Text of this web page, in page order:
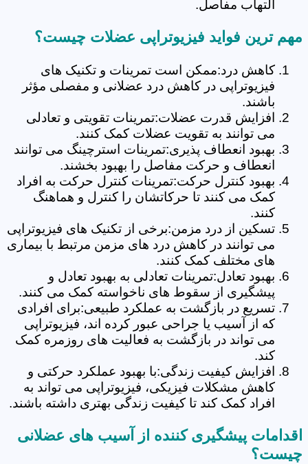
التهاب مفاصل.
مهم ترین فواید فیزیوتراپی عضلات چیست؟
کاهش درد:ممکن است تمرینات و تکنیک های
فیزیوتراپی در کاهش درد عضلانی و مفصلی مؤثر
باشند.
افزایش قدرت عضلات:تمرینات تقویتی و تعادلی
می توانند به تقویت عضلات کمک کنند.
بهبود انعطاف پذیری:تمرینات استرچینگ می توانند
انعطاف و حرکت مفاصل را بهبود بخشند.
بهبود کنترل حرکت:تمرینات کنترل حرکت به افراد
کمک می کنند تا حرکاتشان را کنترل و هماهنگ
کنند.
تسکین از درد مزمن:برخی از تکنیک های فیزیوتراپی
می توانند در کاهش درد های مزمن مرتبط با بیماری
های مختلف کمک کنند.
بهبود تعادل:تمرینات تعادلی به بهبود تعادل و
پیشگیری از سقوط های ناخواسته کمک می کنند.
تسریع در بازگشت به عملکرد طبیعی:برای افرادی
که از آسیب یا جراحی عبور کرده اند، فیزیوتراپی
می تواند در بازگشت به فعالیت های روزمره کمک
کند.
افزایش کیفیت زندگی:با بهبود عملکرد حرکتی و
کاهش مشکلات فیزیکی، فیزیوتراپی می تواند به
افراد کمک کند تا کیفیت زندگی بهتری داشته باشند.
اقدامات پیشگیری کننده از آسیب های عضلانی
چیست؟